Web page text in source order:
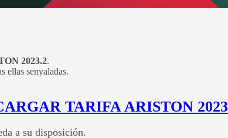
2023.2.
ellas senyaladas.
TARIFA ARISTON 2023
a su disposición.